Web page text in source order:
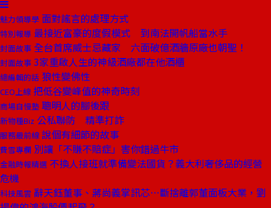
魅力領導學 面對謠言的處理方式
特別報導 最接近富豪的度假模式 到南法開帆船當水手
封面故事 全台首席威士忌藏家 六面破億酒牆原廠也朝聖！
封面故事 3家重啟人生的神級酒廠都在他酒櫃
總編輯的話 狼性變佛性
CEO上線 把低谷變峰值的神奇時刻
商場自慢塾 聰明人的腳後跟
新物種Biz 公私聯防 精準打詐
服務最前線 說個有細節的故事
費雪專欄 別讓「不賺不賠症」害你錯過牛市
金融時報精選 不換人接班就準備變法國貨？義大利奢侈品的經營
危機
科技風雲 辭天鈺董事、蔣尚義掌訊芯⋯斷捨離郭董面板大業，劉